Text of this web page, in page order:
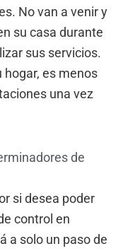
No van a venir y
su casa durante
sus servicios.
es menos
una vez
de
si desea poder
control en
a solo un paso de